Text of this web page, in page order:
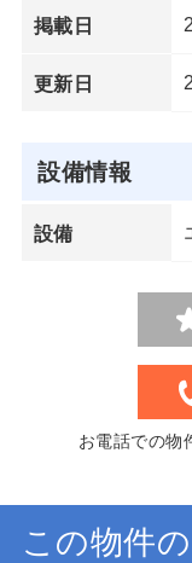
掲載日
更新日
設備情報
設備
お電話での物
この物件